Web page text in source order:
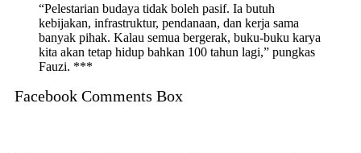
“Pelestarian budaya tidak boleh pasif. Ia butuh
kebijakan, infrastruktur, pendanaan, dan kerja sama
banyak pihak. Kalau semua bergerak, buku-buku karya
kita akan tetap hidup bahkan 100 tahun lagi,” pungkas
Fauzi. ***
Facebook Comments Box